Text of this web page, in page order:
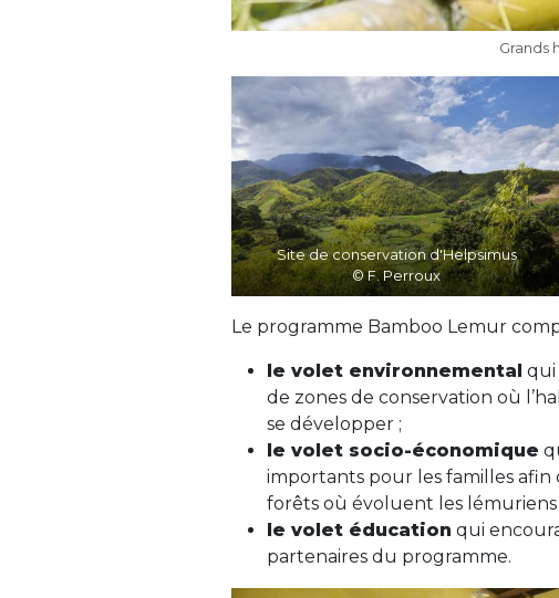
Grands
Site de conservation d'Helpsimus
© F. Perroux
Le programme Bamboo Lemur
le volet environnemental qui
de zones de conservation où
se développer ;
le volet socio-économique
importants pour les familles
forêts où évoluent les lémuriens
le volet éducation qui
partenaires du programme.